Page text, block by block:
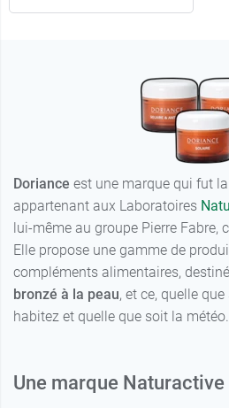
Doriance est une marque qui fut
appartenant aux Laboratoires
lui-même au groupe Pierre Fabre,
Elle propose une gamme de
compléments alimentaires,
bronzé à la peau, et ce, quelle
habitez et quelle que soit la météo.
Une marque Naturactive